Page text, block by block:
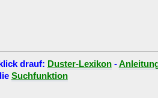
drauf: Duster-Lexikon -
Suchfunktion